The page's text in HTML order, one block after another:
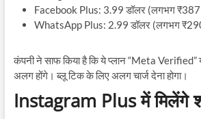
Facebook Plus: 3.99 डॉलर (लगभग ₹387
WhatsApp Plus: 2.99 डॉलर (लगभग ₹290
कंपनी ने साफ किया है कि ये प्लान “Meta Verified”
अलग होंगे। ब्लू टिक के लिए अलग चार्ज देना होगा।
Instagram Plus में मिलेंगे